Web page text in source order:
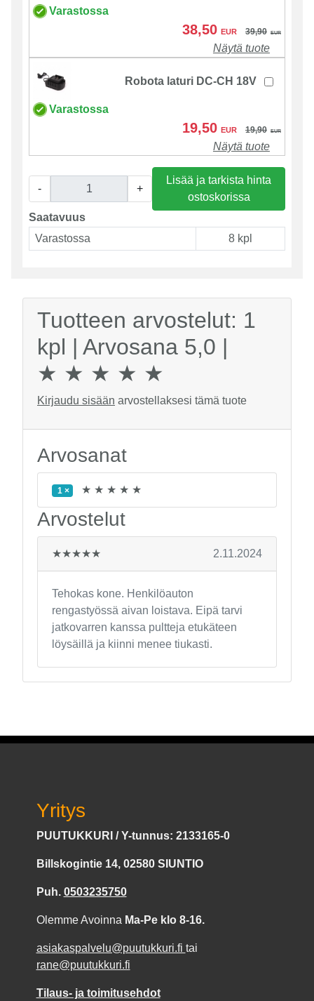
Varastossa
38,50 EUR 39,90 EUR
Näytä tuote
Robota laturi DC-CH 18V
Varastossa
19,50 EUR 19,90 EUR
Näytä tuote
- +
Lisää ja tarkista hinta
ostoskorissa
Saatavuus
Varastossa
8 kpl
Tuotteen arvostelut: 1
kpl | Arvosana 5,0 |
★ ★ ★ ★ ★
Kirjaudu sisään arvostellaksesi tämä tuote
Arvosanat
1 × ★ ★ ★ ★ ★
Arvostelut
★★★★★ 2.11.2024
Tehokas kone. Henkilöauton
rengastyössä aivan loistava. Eipä tarvi
jatkovarren kanssa pultteja etukäteen
löysäillä ja kiinni menee tiukasti.
Yritys
PUUTUKKURI / Y-tunnus: 2133165-0
Billskogintie 14, 02580 SIUNTIO
Puh. 0503235750
Olemme Avoinna Ma-Pe klo 8-16.
asiakaspalvelu@puutukkuri.fi tai
rane@puutukkuri.fi
Tilaus- ja toimitusehdot